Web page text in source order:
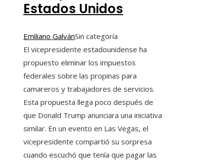
Estados Unidos
Emiliano GalvánSin categoría
El vicepresidente estadounidense ha
propuesto eliminar los impuestos
federales sobre las propinas para
camareros y trabajadores de servicios.
Esta propuesta llega poco después de
que Donald Trump anunciara una iniciativa
similar. En un evento en Las Vegas, el
vicepresidente compartió su sorpresa
cuando escuchó que tenía que pagar las